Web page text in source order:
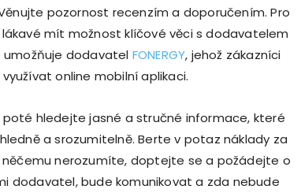
pozornost recenzím a doporučením. Pro
mít možnost klíčové věci s dodavatelem
umožňuje dodavatel FONERGY, jehož zákazníci
online mobilní aplikaci.
hledejte jasné a stručné informace, které
a srozumitelně. Berte v potaz náklady za
něčemu nerozumíte, doptejte se a požádejte o
dodavatel, bude komunikovat a zda nebude